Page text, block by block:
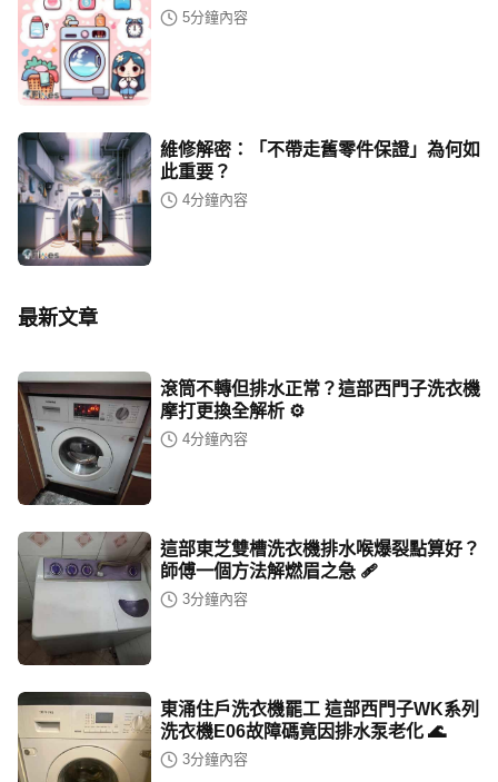
5分鐘內容
維修解密：「不帶走舊零件保證」為何如
此重要？
4分鐘內容
最新文章
滾筒不轉但排水正常？這部西門子洗衣機
摩打更換全解析 ⚙️
4分鐘內容
這部東芝雙槽洗衣機排水喉爆裂點算好？
師傅一個方法解燃眉之急 🩹
3分鐘內容
東涌住戶洗衣機罷工 這部西門子WK系列
洗衣機E06故障碼竟因排水泵老化 🌊
3分鐘內容